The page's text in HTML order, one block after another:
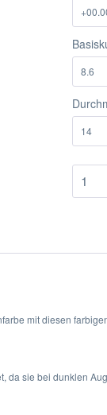
mit diesen
sie bei dunklen